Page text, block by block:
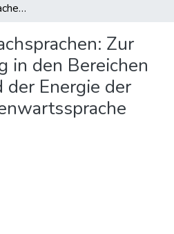
Neologie und Fachsprachen: Zur Wortneubildung in den Bereichen der Chemie und der Energie der deutschen Gegenwartssprache
Zur
in den Bereichen
der Energie der